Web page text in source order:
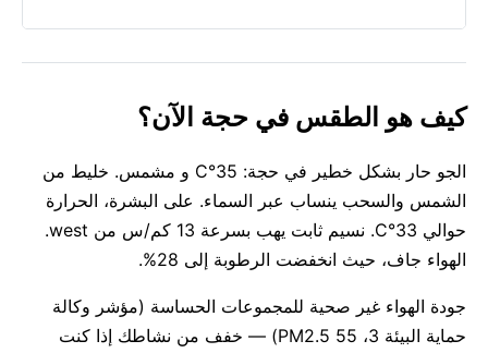
كيف هو الطقس في حجة الآن؟
الجو حار بشكل خطير في حجة: 35°C و مشمس. خليط من
الشمس والسحب ينساب عبر السماء. على البشرة، الحرارة
حوالي 33°C. نسيم ثابت يهب بسرعة 13 كم/س من west.
الهواء جاف، حيث انخفضت الرطوبة إلى 28%.
جودة الهواء غير صحية للمجموعات الحساسة (مؤشر وكالة
حماية البيئة 3، PM2.5 55) — خفف من نشاطك إذا كنت